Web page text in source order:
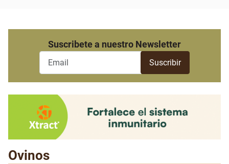
Suscribete a nuestro Newsletter
Ovinos